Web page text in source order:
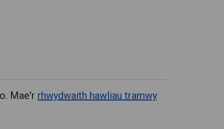
Mae'r rhwydwaith hawliau tramwy